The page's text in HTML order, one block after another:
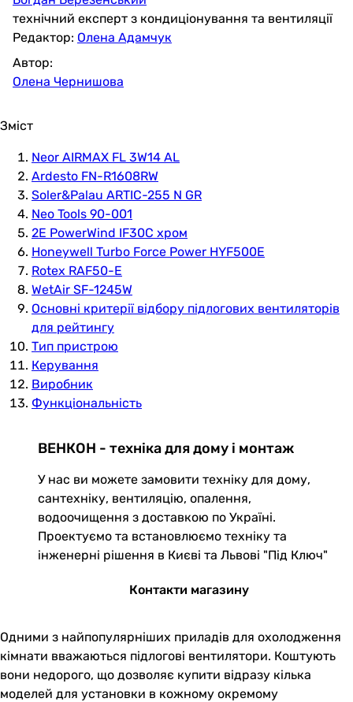
технічний експерт з кондиціонування та вентиляції
Редактор: Олена Адамчук
Автор:
Олена Чернишова
Зміст
Neor AIRMAX FL 3W14 AL
Ardesto FN-R1608RW
Soler&Palau ARTIC-255 N GR
Neo Tools 90-001
2E PowerWind IF30C хром
Honeywell Turbo Force Power HYF500E
Rotex RAF50-E
WetAir SF-1245W
Основні критерії відбору підлогових вентиляторів
для рейтингу
Тип пристрою
Керування
Виробник
Функціональність
ВЕНКОН - техніка для дому і монтаж
У нас ви можете замовити техніку для дому,
сантехніку, вентиляцію, опалення,
водоочищення з доставкою по Україні.
Проектуємо та встановлюємо техніку та
інженерні рішення в Києві та Львові "Під Ключ"
Контакти магазину
Одними з найпопулярніших приладів для охолодження
кімнати вважаються підлогові вентилятори. Коштують
вони недорого, що дозволяє купити відразу кілька
моделей для установки в кожному окремому